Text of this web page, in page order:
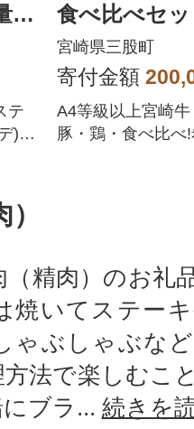
約
テ
)≪
食べ比べセ
約6.5kg【
回
宮崎県三股町
寄付金額
A4等級以上宮崎
豚・鶏・食べ比べ
精肉）のお礼
焼いてステー
ゃぶしゃぶな
法で楽しむこ
ブラ... 続きを